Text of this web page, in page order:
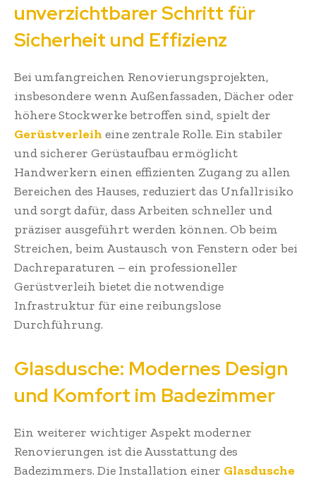
unverzichtbarer Schritt für
Sicherheit und Effizienz
Bei umfangreichen Renovierungsprojekten,
insbesondere wenn Außenfassaden, Dächer oder
höhere Stockwerke betroffen sind, spielt der
Gerüstverleih eine zentrale Rolle. Ein stabiler
und sicherer Gerüstaufbau ermöglicht
Handwerkern einen effizienten Zugang zu allen
Bereichen des Hauses, reduziert das Unfallrisiko
und sorgt dafür, dass Arbeiten schneller und
präziser ausgeführt werden können. Ob beim
Streichen, beim Austausch von Fenstern oder bei
Dachreparaturen – ein professioneller
Gerüstverleih bietet die notwendige
Infrastruktur für eine reibungslose
Durchführung.
Glasdusche: Modernes Design
und Komfort im Badezimmer
Ein weiterer wichtiger Aspekt moderner
Renovierungen ist die Ausstattung des
Badezimmers. Die Installation einer Glasdusche